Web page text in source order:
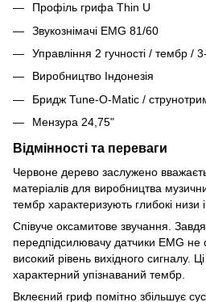
Профіль грифа Thin U
Звукознімачі EMG 81/60
Управління 2 гучності / тембр /
Виробництво Індонезія
Бридж Tune-O-Matic /
Мензура 24,75"
Відмінності та переваги
Червоне дерево заслужено
матеріалів для виробництва
тембр характеризують глибокі низи
Співуче оксамитове звучання.
передпідсилювачу датчики EMG
високий рівень вихідного сигналу.
характерний упізнаваний тембр.
Вклеєний гриф помітно збільшує